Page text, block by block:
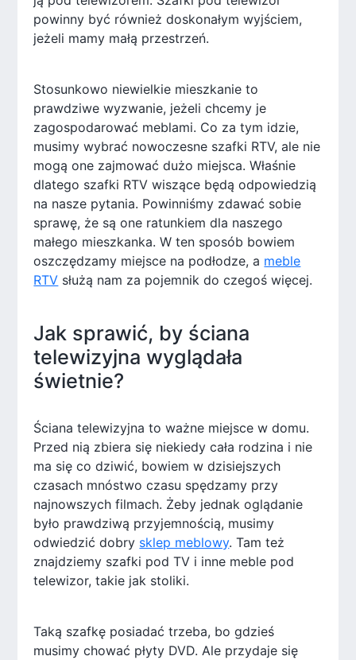
powinny być również doskonałym wyjściem,
jeżeli mamy małą przestrzeń.
Stosunkowo niewielkie mieszkanie to
prawdziwe wyzwanie, jeżeli chcemy je
zagospodarować meblami. Co za tym idzie,
musimy wybrać nowoczesne szafki RTV, ale nie
mogą one zajmować dużo miejsca. Właśnie
dlatego szafki RTV wiszące będą odpowiedzią
na nasze pytania. Powinniśmy zdawać sobie
sprawę, że są one ratunkiem dla naszego
małego mieszkanka. W ten sposób bowiem
oszczędzamy miejsce na podłodze, a meble
RTV służą nam za pojemnik do czegoś więcej.
Jak sprawić, by ściana
telewizyjna wyglądała
świetnie?
Ściana telewizyjna to ważne miejsce w domu.
Przed nią zbiera się niekiedy cała rodzina i nie
ma się co dziwić, bowiem w dzisiejszych
czasach mnóstwo czasu spędzamy przy
najnowszych filmach. Żeby jednak oglądanie
było prawdziwą przyjemnością, musimy
odwiedzić dobry sklep meblowy. Tam też
znajdziemy szafki pod TV i inne meble pod
telewizor, takie jak stoliki.
Taką szafkę posiadać trzeba, bo gdzieś
musimy chować płyty DVD. Ale przydaje się